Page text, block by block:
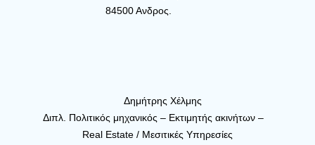
84500 Ανδρος.
Δημήτρης Χέλμης
Διπλ. Πολιτικός μηχανικός – Εκτιμητής ακινήτων –
Real Estate / Μεσιτικές Υπηρεσίες